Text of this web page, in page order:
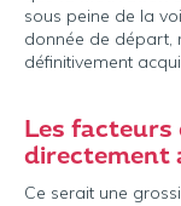
sous peine de la
donnée de départ,
définitivement
Les
directement
Ce serait une